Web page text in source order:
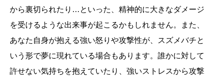
から裏切られたり…といった、精神的に大きなダメージ
を受けるような出来事が起こるかもしれません。また、
あなた自身が抱える強い怒りや攻撃性が、スズメバチと
いう形で夢に現れている場合もあります。誰かに対して
許せない気持ちを抱えていたり、強いストレスから攻撃